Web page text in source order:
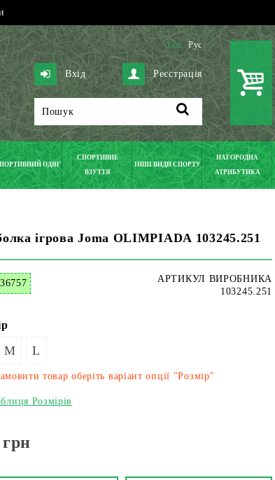
Укр Рус
Вхід Реєстрація
ОДЯГ
СПОРТИВНЕ
ВЗУТТЯ
ІНШІ ВИДИ СПОРТУ
НАГОРОДНА
АТРИБУТИКА
ігрова Joma OLIMPIADA 103245.251
АРТИКУЛ ВИРОБНИКА
103245.251
M L
товар оберіть варіант опції "Розмір"
Розмірів
грн